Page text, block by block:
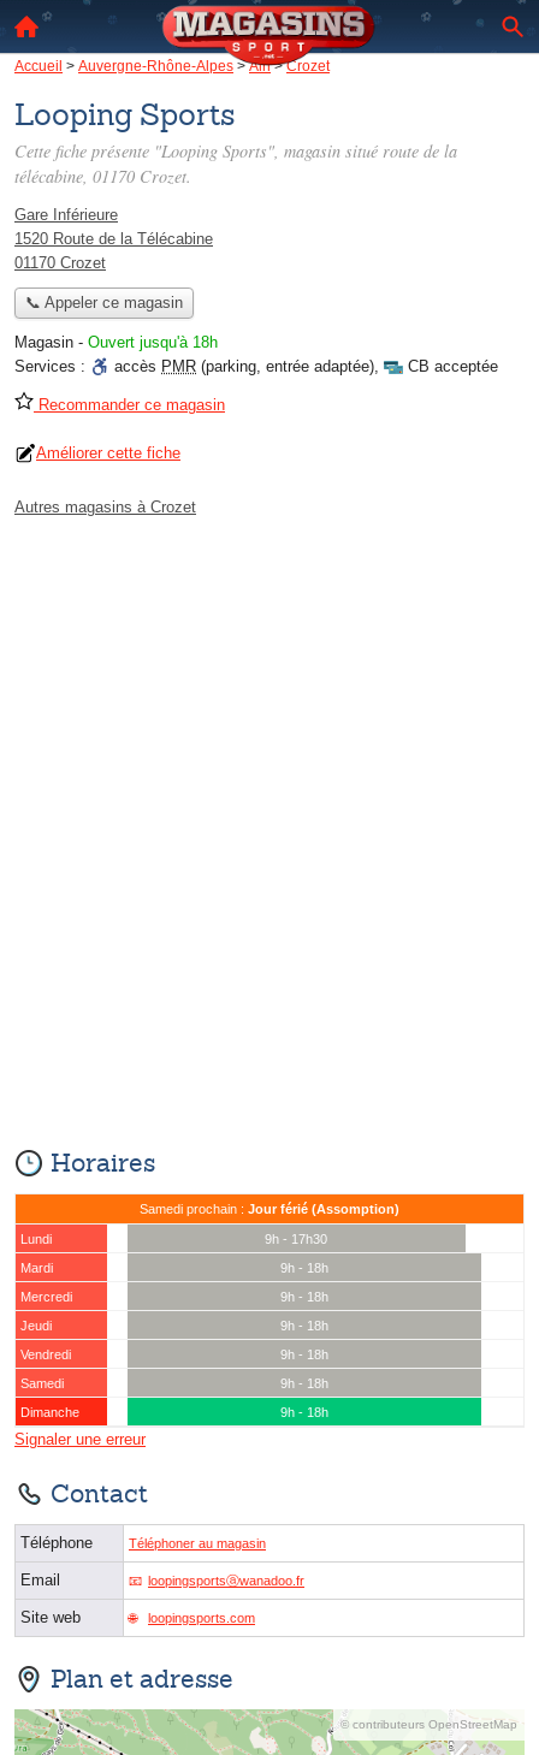
Accueil > Auvergne-Rhône-Alpes >Ain>Crozet
Looping Sports
Cette fiche présente "Looping Sports", magasin situé route de la
télécabine, 01170 Crozet.
Gare Inférieure
1520 Route de la Télécabine
01170 Crozet
📞 Appeler ce magasin
Magasin - Ouvert jusqu'à 18h
Services :
accès PMR (parking, entrée adaptée), CB acceptée
Recommander ce magasin
Améliorer cette fiche
Autres magasins à Crozet
Horaires
Samedi prochain : Jour férié (Assomption)
Lundi
9h - 17h30
Mardi
9h - 18h
Mercredi
9h - 18h
Jeudi
9h - 18h
Vendredi
9h - 18h
Samedi
9h - 18h
Dimanche
9h - 18h
Signaler une erreur
Contact
Téléphone Téléphoner au magasin
Email loopingsportsⓐwanadoo.fr
Site web loopingsports.com
Plan et adresse
© contributeurs OpenStreetMap